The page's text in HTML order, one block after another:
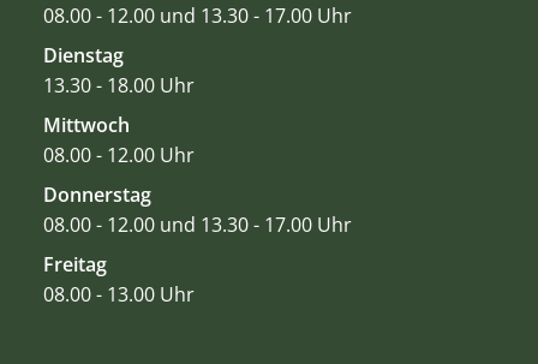
08.00 - 12.00 und 13.30 - 17.00 Uhr
Dienstag
13.30 - 18.00 Uhr
Mittwoch
08.00 - 12.00 Uhr
Donnerstag
08.00 - 12.00 und 13.30 - 17.00 Uhr
Freitag
08.00 - 13.00 Uhr